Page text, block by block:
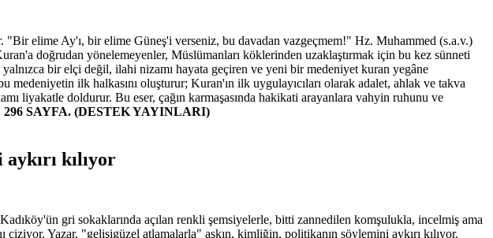
"Bir elime Ay'ı, bir elime Güneş'i verseniz, bu davadan vazgeçmem!" Hz. Muhammed (s.a.v.)
doğrudan yönelemeyenler, Müslümanları köklerinden uzaklaştırmak için bu kez sünneti
bir elçi değil, ilahi nizamı hayata geçiren ve yeni bir medeniyet kuran yegâne
ilk halkasını oluşturur; Kuran'ın ilk uygulayıcıları olarak adalet, ahlak ve takva
liyakatle doldurur. Bu eser, çağın karmaşasında hakikati arayanlara vahyin ruhunu ve
296 SAYFA. (DESTEK YAYINLARI)
kılıyor
gri sokaklarında açılan renkli şemsiyelerle, bitti zannedilen komşulukla, incelmiş ama
çiziyor. Yazar, "gelişigüzel atlamalarla" aşkın, kimliğin, politikanın söylemini aykırı kılıyor.